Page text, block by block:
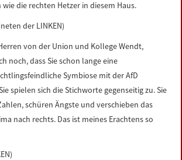
die rechten Hetzer in diesem Haus.
der LINKEN)
von der Union und Kollege Wendt,
noch, dass Sie schon lange eine
Symbiose mit der AfD
spielen sich die Stichworte gegenseitig zu. Sie
schüren Ängste und verschieben das
nach rechts. Das ist meines Erachtens so